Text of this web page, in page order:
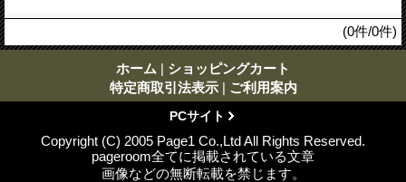
(0件/0件)
ホーム | ショッピングカート
特定商取引法表示 | ご利用案内
PCサイト
Copyright (C) 2005 Page1 Co.,Ltd All Rights Reserved.
pageroom全てに掲載されている文章
画像などの無断転載を禁じます。